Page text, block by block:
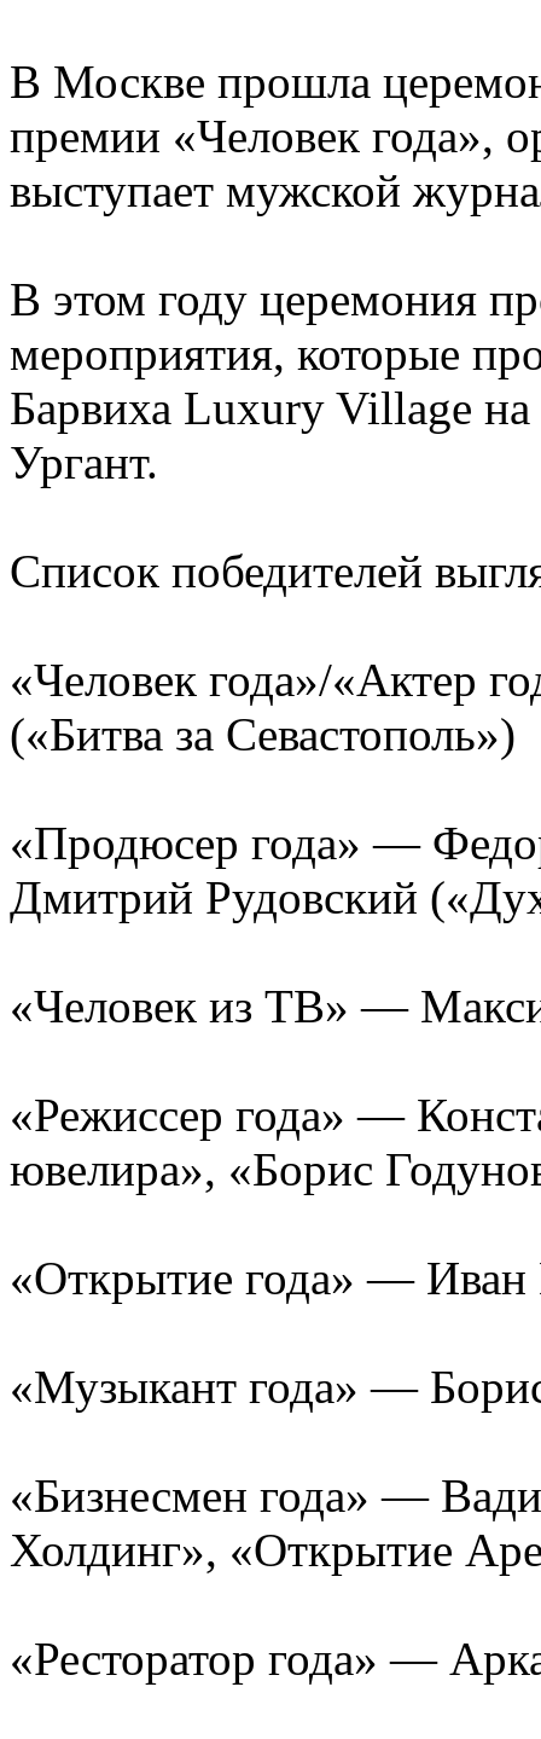
В Москве прошла
премии «Человек года»,
выступает мужской
В этом году церемония
мероприятия, которые
Барвиха Luxury Village
Ургант.
Список победителей
«Человек года»/«Актер
(«Битва за Севастополь»)
«Продюсер года» —
Дмитрий Рудовский
«Человек из ТВ» —
«Режиссер года» —
ювелира», «Борис
«Открытие года» — Иван
«Музыкант года» —
«Бизнесмен года» —
Холдинг», «Открытие
«Ресторатор года» —